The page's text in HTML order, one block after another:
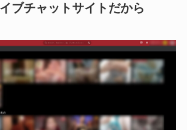
ブチャットサイトだから